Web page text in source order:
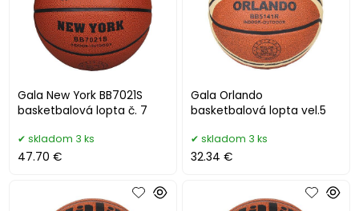
Gala New York BB7021S
basketbalová lopta č. 7
skladom 3 ks
47.70 €
Gala Orlando
basketbalová lopta vel.5
skladom 3 ks
32.34 €